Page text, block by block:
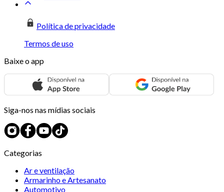
Política de privacidade
Termos de uso
Baixe o app
Siga-nos nas mídias sociais
Categorias
Ar e ventilação
Armarinho e Artesanato
Automotivo